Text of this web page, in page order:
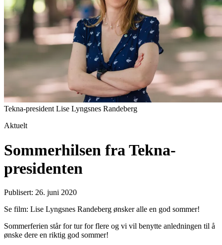
Tekna-president Lise Lyngsnes Randeberg
Aktuelt
Sommerhilsen fra Tekna-
presidenten
Publisert: 26. juni 2020
Se film: Lise Lyngsnes Randeberg ønsker alle en god sommer!
Sommerferien står for tur for flere og vi vil benytte anledningen til å
ønske dere en riktig god sommer!